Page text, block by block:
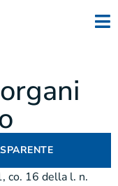
co. 16 della l. n.